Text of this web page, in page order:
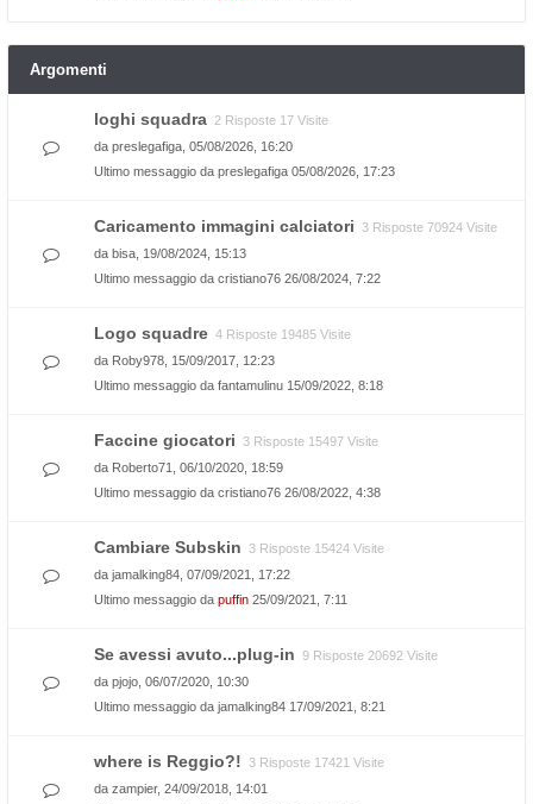
Argomenti
loghi squadra 2 Risposte 17 Visite
da preslegafiga , 05/08/2026, 16:20
Ultimo messaggio da preslegafiga 05/08/2026, 17:23
Caricamento immagini calciatori 3 Risposte 70924 Visite
da bisa , 19/08/2024, 15:13
Ultimo messaggio da cristiano76 26/08/2024, 7:22
Logo squadre 4 Risposte 19485 Visite
da Roby978 , 15/09/2017, 12:23
Ultimo messaggio da fantamulinu 15/09/2022, 8:18
Faccine giocatori 3 Risposte 15497 Visite
da Roberto71
, 06/10/2020, 18:59
Ultimo messaggio da cristiano76 26/08/2022, 4:38
Cambiare Subskin 3 Risposte 15424 Visite
da jamalking84 , 07/09/2021, 17:22
Ultimo messaggio da puffin 25/09/2021, 7:11
Se avessi avuto...plug-in 9 Risposte 20692 Visite
da pjojo , 06/07/2020, 10:30
Ultimo messaggio da jamalking84 17/09/2021, 8:21
where is Reggio?! 3 Risposte 17421 Visite
da zampier, 24/09/2018, 14:01